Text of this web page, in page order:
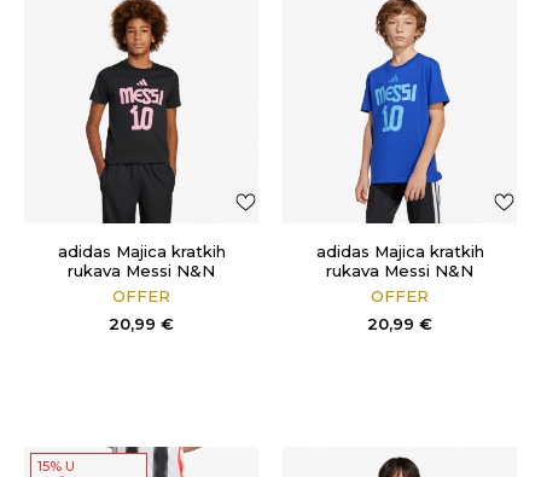
adidas Majica kratkih
rukava Messi N&N
OFFER
20,99 €
adidas Majica kratkih
rukava Messi N&N
OFFER
20,99 €
15% U